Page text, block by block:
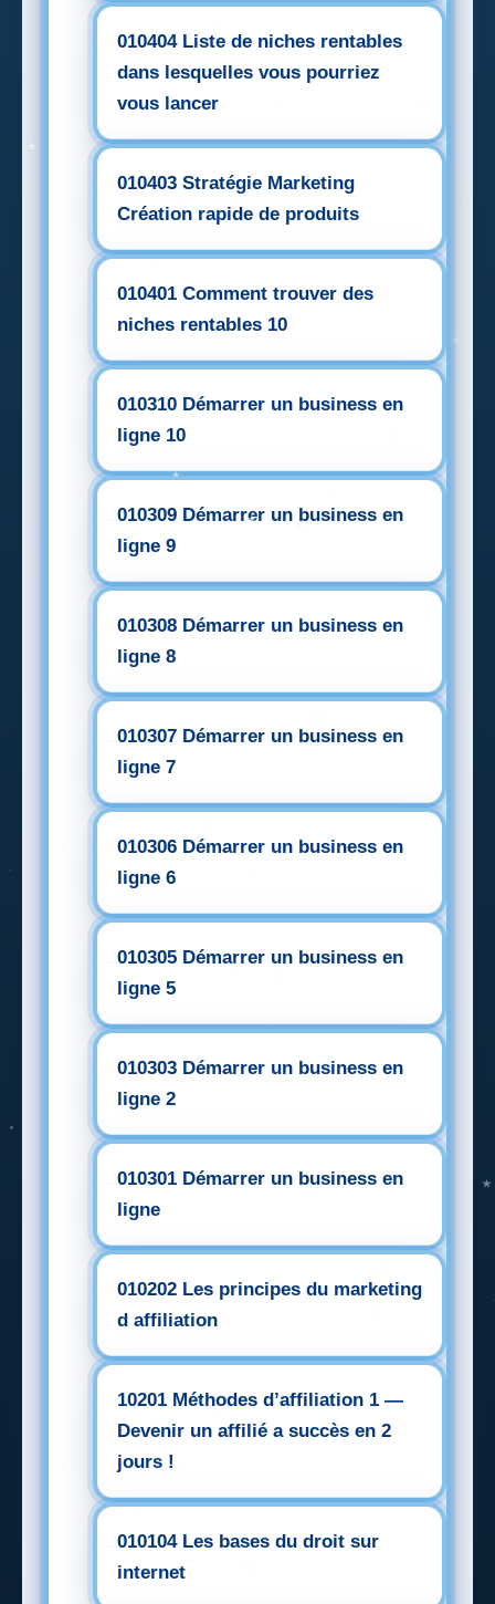
010404 Liste de niches rentables
dans lesquelles vous pourriez
vous lancer
010403 Stratégie Marketing
Création rapide de produits
010401 Comment trouver des
niches rentables 10
010310 Démarrer un business en
ligne 10
010309 Démarrer un business en
ligne 9
010308 Démarrer un business en
ligne 8
010307 Démarrer un business en
ligne 7
010306 Démarrer un business en
ligne 6
010305 Démarrer un business en
ligne 5
010303 Démarrer un business en
ligne 2
010301 Démarrer un business en
ligne
010202 Les principes du marketing
d affiliation
10201 Méthodes d’affiliation 1 —
Devenir un affilié a succès en 2
jours !
010104 Les bases du droit sur
internet